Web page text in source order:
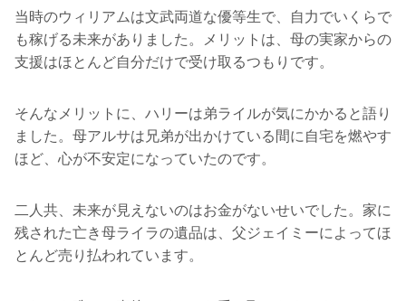
当時のウィリアムは文武両道な優等生で、自力でいくらで
も稼げる未来がありました。メリットは、母の実家からの
支援はほとんど自分だけで受け取るつもりです。
そんなメリットに、ハリーは弟ライルが気にかかると語り
ました。母アルサは兄弟が出かけている間に自宅を燃やす
ほど、心が不安定になっていたのです。
二人共、未来が見えないのはお金がないせいでした。家に
残された亡き母ライラの遺品は、父ジェイミーによってほ
とんど売り払われています。